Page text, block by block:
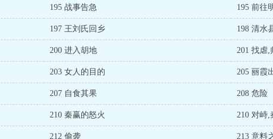
195 战事告急 195 前往
197 王刘氏回乡 198 清水
200 进入胡地 201 找虐,
203 女人的目的 205 丽霞
207 自食其果 208 危险
210 秦赢的怒火 210 对峙,
212 偷袭 213 意料